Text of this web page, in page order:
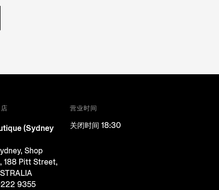
(Sydney
Shop
188 Pitt Street,
9355
营业时间
关闭时间 18:30